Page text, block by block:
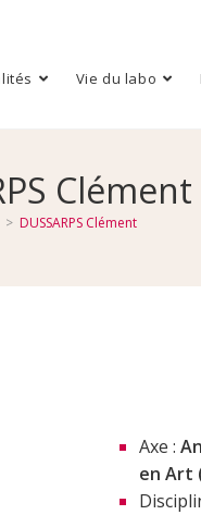
Vie du labo
Clément
> DUSSARPS Clément
Axe :
en Art